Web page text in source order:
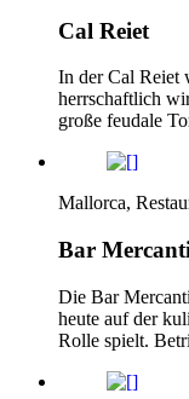
Cal Reiet
In der Cal Reiet
herrschaftlich
große feudale
Mallorca,
Bar
Die Bar
heute auf der
Rolle spielt.